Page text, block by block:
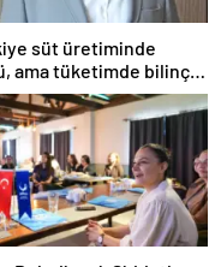
süt üretiminde
ama tüketimde bilinç